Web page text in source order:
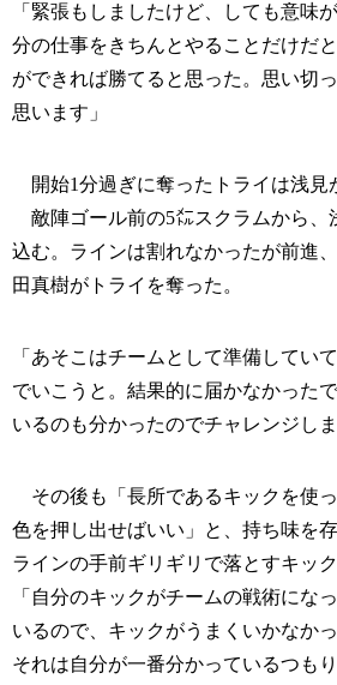
「緊張もしましたけど、しても意味
分の仕事をきちんとやることだけだ
ができれば勝てると思った。思い切
思います」
開始1分過ぎに奪ったトライは浅見
敵陣ゴール前の5㍍スクラムから、
込む。ラインは割れなかったが前進
田真樹がトライを奪った。
「あそこはチームとして準備してい
でいこうと。結果的に届かなかった
いるのも分かったのでチャレンジしま
その後も「長所であるキックを使
色を押し出せばいい」と、持ち味を
ラインの手前ギリギリで落とすキック
「自分のキックがチームの戦術にな
いるので、キックがうまくいかなか
それは自分が一番分かっているつもり